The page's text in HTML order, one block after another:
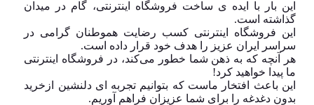
این بار با ایده ی ساخت فروشگاه اینترنتی، گام در میدان
گذاشته است.
این فروشگاه اینترنتی کسب رضایت هموطنان گرامی در
سراسر ایران عزیز را هدف خود قرار داده است.
هر آنچه که به ذهن شما خطور می‌کند، در فروشگاه اینترنتی
ما پیدا خواهید کرد!
این باعث افتخار ماست که بتوانیم تجربه ای دلنشین ازخرید
بدون دغدغه را برای شما عزیزان فراهم آوریم.